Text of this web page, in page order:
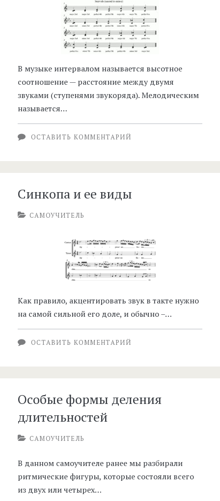
В музыке интервалом называется высотное
соотношение — расстояние между двумя
звуками (ступенями звукоряда). Мелодическим
называется…
ОСТАВИТЬ КОММЕНТАРИЙ
Синкопа и ее виды
САМОУЧИТЕЛЬ
Как правило, акцентировать звук в такте нужно
на самой сильной его доле, и обычно –…
ОСТАВИТЬ КОММЕНТАРИЙ
Особые формы деления
длительностей
САМОУЧИТЕЛЬ
В данном самоучителе ранее мы разбирали
ритмические фигуры, которые состояли всего
из двух или четырех…